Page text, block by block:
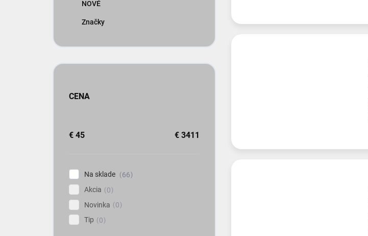
NOVÉ
Značky
CENA
€ 45 € 3411
Na sklade
66
Akcia
0
Novinka
0
Tip
0